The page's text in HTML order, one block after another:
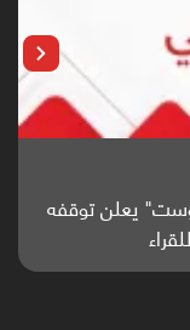
بدراسة